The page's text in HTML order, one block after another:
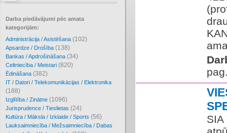
Darba piedāvājumi pēc amata
kategorijām:
Administrācija / Asistēšana (102)
Apsardze / Drošība (138)
Bankas / Apdrošināšana (34)
Celtniecība / Meistari (820)
Ēdināšana (382)
IT / Datori / Telekomunikācijas / Elektronika
(188)
Izglītība / Zinātne (1096)
Jurisprudence / Tieslietas (24)
Kultūra / Māksla / Izklaide / Sports (56)
Lauksaimniecība / Mežsaimniecība / Dabas
SIA